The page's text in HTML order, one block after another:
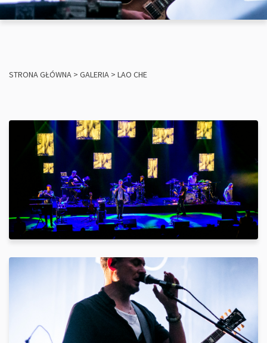
STRONA GŁÓWNA > GALERIA > LAO CHE